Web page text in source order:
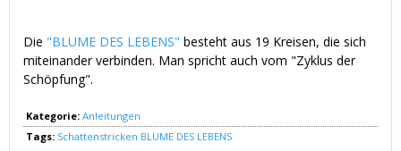
Die "BLUME DES LEBENS" besteht aus 19 Kreisen, die sich
miteinander verbinden. Man spricht auch vom "Zyklus der
Schöpfung".
Kategorie: Anleitungen
Tags: Schattenstricken BLUME DES LEBENS